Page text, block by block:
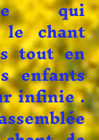
qui
le chant
tout en
enfants
infinie .